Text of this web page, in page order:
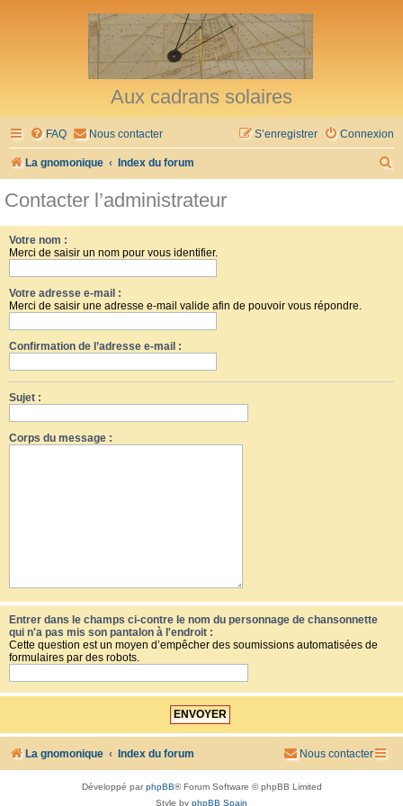
Aux cadrans solaires
FAQ Nous contacter Connexion
S’enregistrer
La gnomonique Index du forum
Contacter l’administrateur
Votre nom :
Merci de saisir un nom pour vous identifier.
Votre adresse e-mail :
Merci de saisir une adresse e-mail valide afin de pouvoir vous répondre.
Confirmation de l’adresse e-mail :
Sujet :
Corps du message :
Entrer dans le champs ci-contre le nom du personnage de chansonnette
qui n'a pas mis son pantalon à l'endroit :
Cette question est un moyen d’empêcher des soumissions automatisées de
formulaires par des robots.
La gnomonique Index du forum Nous contacter
Développé parphpBB® Forum Software © phpBB Limited
Style by phpBB Spain